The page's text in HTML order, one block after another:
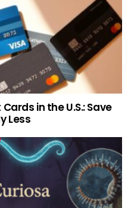
in the U.S.: Save
Less